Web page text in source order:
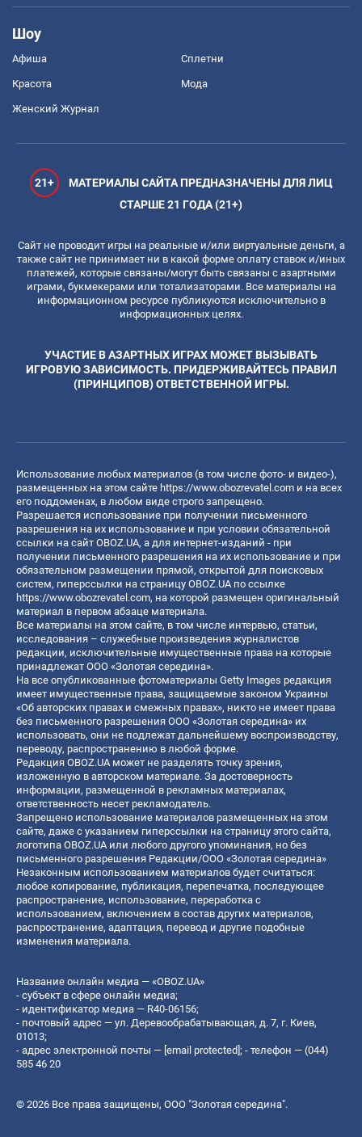
Шоу
Афиша Сплетни
Красота Мода
Женский Журнал
21+
МАТЕРИАЛЫ САЙТА ПРЕДНАЗНАЧЕНЫ ДЛЯ ЛИЦ
СТАРШЕ 21 ГОДА (21+)
Сайт не проводит игры на реальные и/или виртуальные деньги, а
также сайт не принимает ни в какой форме оплату ставок и/иных
платежей, которые связаны/могут быть связаны с азартными
играми, букмекерами или тотализаторами. Все материалы на
информационном ресурсе публикуются исключительно в
информационных целях.
УЧАСТИЕ В АЗАРТНЫХ ИГРАХ МОЖЕТ ВЫЗЫВАТЬ
ИГРОВУЮ ЗАВИСИМОСТЬ. ПРИДЕРЖИВАЙТЕСЬ ПРАВИЛ
(ПРИНЦИПОВ) ОТВЕТСТВЕННОЙ ИГРЫ.
Использование любых материалов (в том числе фото- и видео-),
размещенных на этом сайте https://www.obozrevatel.com и на всех
его поддоменах, в любом виде строго запрещено.
Разрешается использование при получении письменного
разрешения на их использование и при условии обязательной
ссылки на сайт OBOZ.UA, а для интернет-изданий - при
получении письменного разрешения на их использование и при
обязательном размещении прямой, открытой для поисковых
систем, гиперссылки на страницу OBOZ.UA по ссылке
https://www.obozrevatel.com, на которой размещен оригинальный
материал в первом абзаце материала.
Все материалы на этом сайте, в том числе интервью, статьи,
исследования – служебные произведения журналистов
редакции, исключительные имущественные права на которые
принадлежат ООО «Золотая середина».
На все опубликованные фотоматериалы Getty Images редакция
имеет имущественные права, защищаемые законом Украины
«Об авторских правах и смежных правах», никто не имеет права
без письменного разрешения ООО «Золотая середина» их
использовать, они не подлежат дальнейшему воспроизводству,
переводу, распространению в любой форме.
Редакция OBOZ.UA может не разделять точку зрения,
изложенную в авторском материале. За достоверность
информации, размещенной в рекламных материалах,
ответственность несет рекламодатель.
Запрещено использование материалов размещенных на этом
сайте, даже с указанием гиперссылки на страницу этого сайта,
логотипа OBOZ.UA или любого другого упоминания, но без
письменного разрешения Редакции/ООО «Золотая середина»
Незаконным использованием материалов будет считаться:
любое копирование, публикация, перепечатка, последующее
распространение, использование, переработка с
использованием, включением в состав других материалов,
распространение, адаптация, перевод и другие подобные
изменения материала.
Название онлайн медиа — «OBOZ.UA»
- субъект в сфере онлайн медиа;
- идентификатор медиа — R40-06156;
- почтовый адрес — ул. Деревообрабатывающая, д. 7, г. Киев,
01013;
- адрес электронной почты — [email protected]; - телефон — (044)
585 46 20
© 2026 Все права защищены, ООО "Золотая середина".